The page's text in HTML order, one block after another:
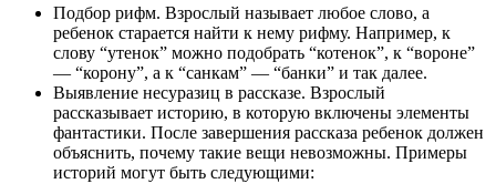
Подбор рифм. Взрослый называет любое слово, а
ребенок старается найти к нему рифму. Например, к
слову “утенок” можно подобрать “котенок”, к “вороне”
— “корону”, а к “санкам” — “банки” и так далее.
Выявление несуразиц в рассказе. Взрослый
рассказывает историю, в которую включены элементы
фантастики. После завершения рассказа ребенок должен
объяснить, почему такие вещи невозможны. Примеры
историй могут быть следующими: